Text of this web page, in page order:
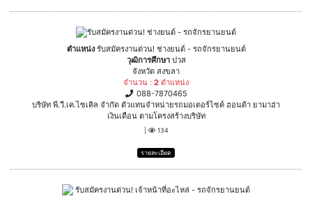
ตำแหน่งรับสมัครงานด่วน! ช่างยนต์ - รถจักรยานยนต์
วุฒิการศึกษา ปวส
จังหวัด สงขลา
จำนวน : 2 ตำแหน่ง
088-7870465
บริษัท พี.วี.เค.ไซเคิล จำกัด ตัวแทนจำหน่ายรถมอเตอร์ไซค์ ฮอนด้า ยามาฮ่า
เงินเดือน ตามโครงสร้างบริษัท
134
รายละเอียด